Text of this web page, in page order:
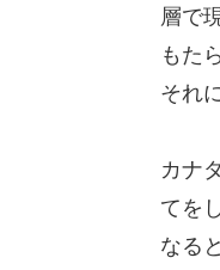
層で
もた
それ
カナ
てを
なる